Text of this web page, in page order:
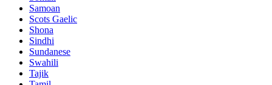
Samoan
Scots Gaelic
Shona
Sindhi
Sundanese
Swahili
Tajik